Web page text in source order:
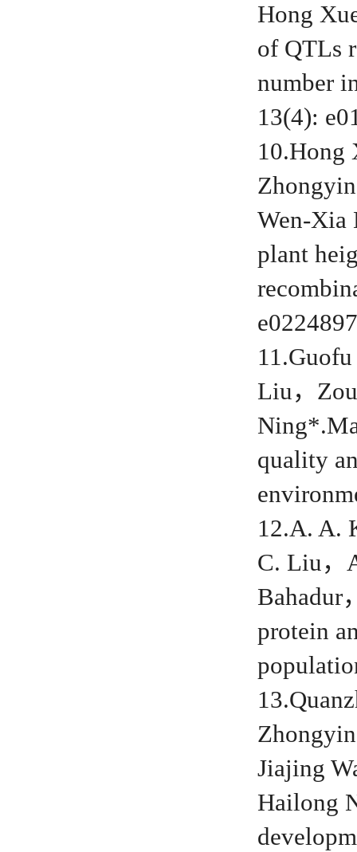
Hong
of QTLs
number
13(4):
10.Hong
Wen-Xia
plant
e0224897
Liu，
quality
12.A. A.
C. Liu，
Bahadur
protein
Jiajing
Hailong